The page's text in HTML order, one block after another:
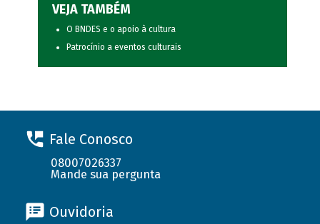
VEJA TAMBÉM
O BNDES e o apoio à cultura
Patrocínio a eventos culturais
Fale Conosco
08007026337
Mande sua pergunta
Ouvidoria